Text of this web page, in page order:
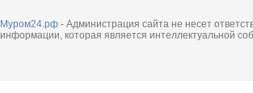
Муром24.рф - Администрация сайта не несет
информации, которая является интеллектуальной